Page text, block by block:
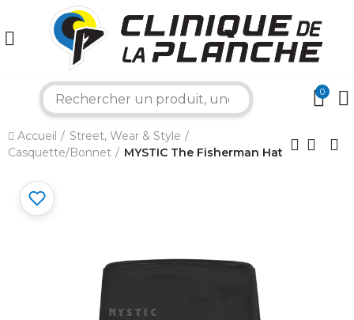
0
Accueil
Street, Wear & Style
Casquette/Bonnet
MYSTIC The Fisherman Hat
×
Bonjour ! Je suis votre expert nautique.